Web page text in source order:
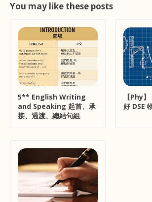
You may like these posts
5** English Writing
and Speaking 起首、承
接、過渡、總結句組
【Phy
好 DSE